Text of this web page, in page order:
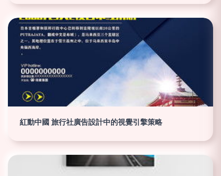
紅動中國 旅行社廣告設計中的視覺引擎策略